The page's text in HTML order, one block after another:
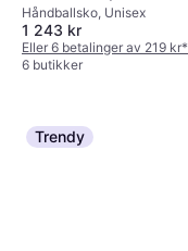
Håndballsko, Unisex
1 243 kr
Eller 6 betalinger av 219 kr*
6 butikker
Trendy